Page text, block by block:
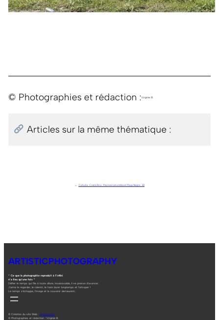
© Photographies et rédaction :Virginie B.
Articles sur la même thématique :
← Cahuita . Costa Rica . Piscines naturelles et Playa Negra . J12
ARTISTICPHOTOGRAPHY
“ Ce que la photographie reproduit à l’infini
n’a lieu qu’une fois ”
Défier le temps qui file à toute allure, insaisissable, il se presse d’avancer.
J’aime le regarder, le ralentir, le faire durer longtemps et l’attraper !
Le temps s’échappe, l’image et le souvenir demeurent…
© Création du site Web : digitalneed.fr
© Photographies et rédaction : Virginie B.